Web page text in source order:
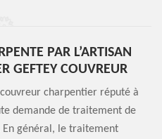
PAR L’ARTISAN
GEFTEY COUVREUR
charpentier réputé à
demande de traitement de
général, le traitement